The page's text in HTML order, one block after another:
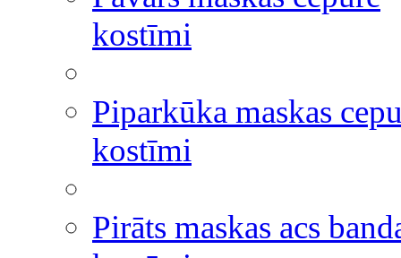
kostīmi
Piparkūka maskas
kostīmi
Pirāts maskas acs